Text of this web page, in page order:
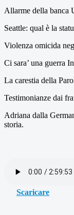
Allarme della banca
Seattle: qual è la
Violenza omicida
Ci sara’ una guerra
La carestia della
Testimonianze dai
Adriana dalla
storia.
Scaricare